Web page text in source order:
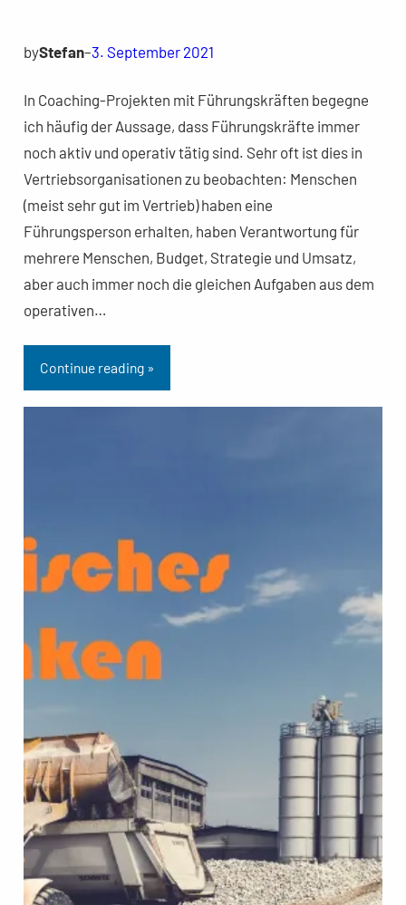
byStefan–3. September 2021
In Coaching-Projekten mit Führungskräften begegne
ich häufig der Aussage, dass Führungskräfte immer
noch aktiv und operativ tätig sind. Sehr oft ist dies in
Vertriebsorganisationen zu beobachten: Menschen
(meist sehr gut im Vertrieb) haben eine
Führungsperson erhalten, haben Verantwortung für
mehrere Menschen, Budget, Strategie und Umsatz,
aber auch immer noch die gleichen Aufgaben aus dem
operativen…
Continue reading »